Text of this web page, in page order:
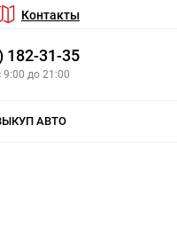
Контакты
182-31-35
9:00 до 21:00
АВТО